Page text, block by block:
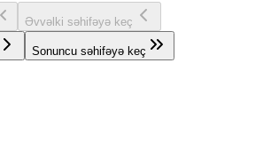
Əvvəlki səhifəyə keç
Sonuncu səhifəyə keç